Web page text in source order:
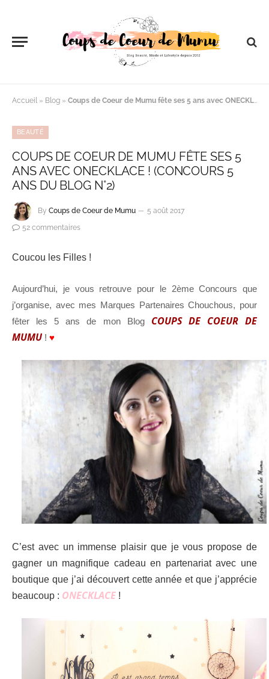
Accueil » Blog » Coups de Coeur de Mumu fête ses 5 ans avec ONECKLACE ! (Concours 5 ans du Blog n°2)
BEAUTÉ
COUPS DE COEUR DE MUMU FÊTE SES 5
ANS AVEC ONECKLACE ! (CONCOURS 5
ANS DU BLOG N°2)
By Coups de Coeur de Mumu
5 août 2017
52 commentaires
Coucou les Filles !
Aujourd’hui, je vous retrouve pour le 2ème Concours que
j’organise, avec mes Marques Partenaires Chouchous, pour
fêter les 5 ans de mon Blog COUPS DE COEUR DE
MUMU ! ♥
C’est avec un immense plaisir que je vous propose de
gagner un magnifique cadeau en partenariat avec une
boutique que j’ai découvert cette année et que j’apprécie
beaucoup : ONECKLACE !